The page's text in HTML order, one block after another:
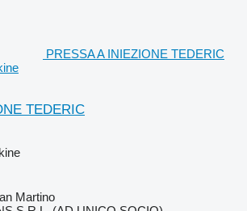
PRESSA A INIEZIONE TEDERIC
TEDERIC
Martino